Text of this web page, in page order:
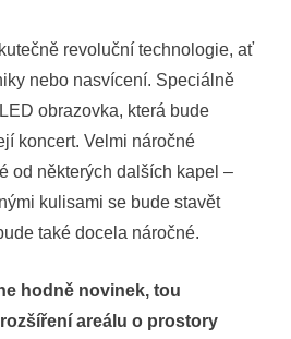
revoluční technologie, ať
nebo nasvícení. Speciálně
obrazovka, která bude
koncert. Velmi náročné
od některých dalších kapel –
kulisami se bude stavět
také docela náročné.
hodně novinek, tou
areálu o prostory